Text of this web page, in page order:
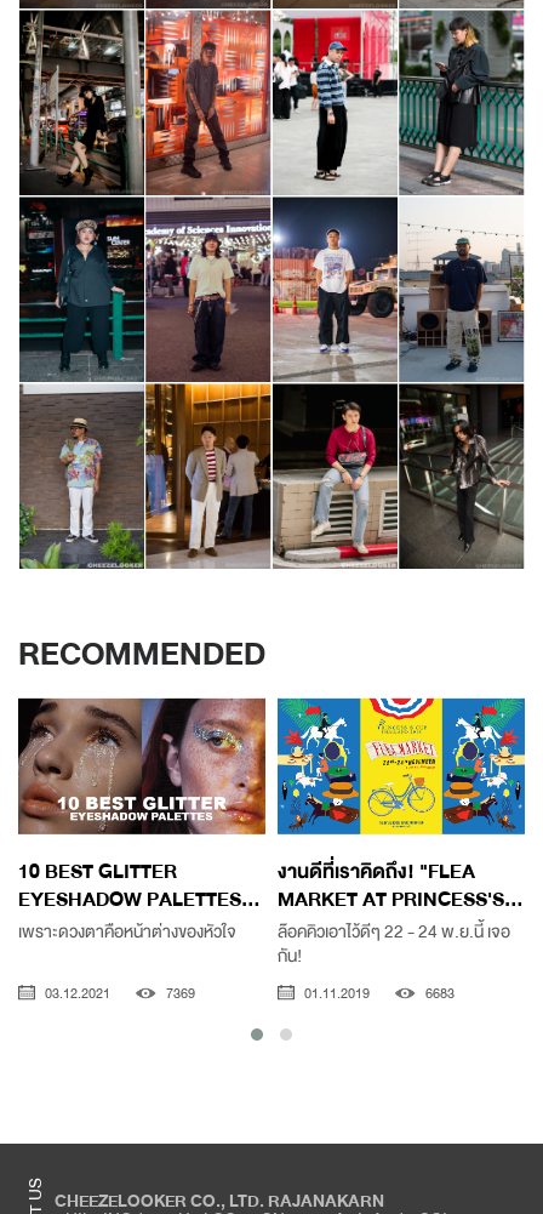
RECOMMENDED
10 BEST GLITTER
EYESHADOW PALETTES...
เพราะดวงตาคือหน้าต่างของหัวใจ
03.12.2021 7369
งานดีที่เราคิดถึง! "FLEA
MARKET AT PRINCESS'S...
ล๊อคคิวเอาไว้ดีๆ 22 - 24 พ.ย.นี้ เจอ
กัน!
01.11.2019 6683
CHEEZELOOKER CO., LTD. RAJANAKARN